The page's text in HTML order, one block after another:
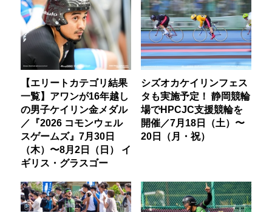
【エリートカテゴリ結果
一覧】アワンが16年越し
の男子ケイリン金メダル
／『2026 コモンウェル
スゲームズ』7月30日
（木）〜8月2日（日） イ
ギリス・グラスゴー
シズオカケイリンフェス
タも実施予定！ 静岡競輪
場でHPCJC支援競輪を
開催／7月18日（土）〜
20日（月・祝）